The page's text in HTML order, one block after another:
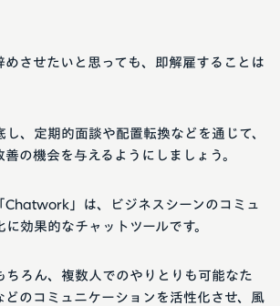
めさせたいと思っても、即解雇することは
し、定期的面談や配置転換などを通じて、
の機会を与えるようにしましょう。
Chatwork」は、ビジネスシーンのコミュ
効果的なチャットツールです。
ちろん、複数人でのやりとりも可能なた
どのコミュニケーションを活性化させ、風